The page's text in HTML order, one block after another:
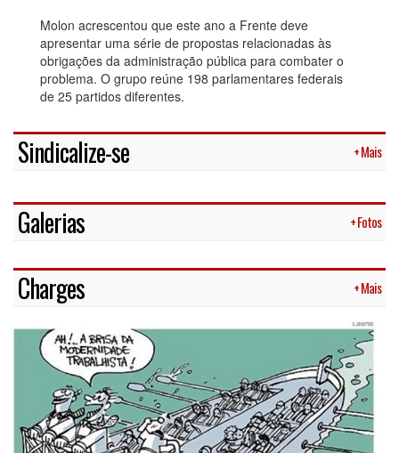
Molon acrescentou que este ano a Frente deve
apresentar uma série de propostas relacionadas às
obrigações da administração pública para combater o
problema. O grupo reúne 198 parlamentares federais
de 25 partidos diferentes.
Sindicalize-se + Mais
Galerias + Fotos
Charges + Mais